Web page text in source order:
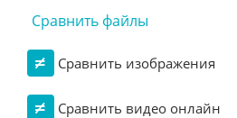
Сравнить файлы
Сравнить изображения
Сравнить видео онлайн